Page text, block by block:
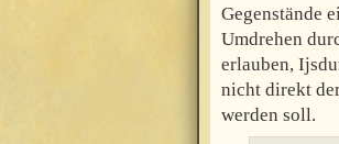
Gegenstände
Umdrehen
erlauben,
nicht direkt
werden soll.